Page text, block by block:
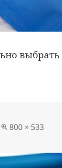
выбрать
Повний
800 × 533